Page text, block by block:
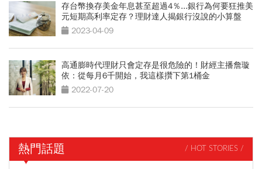
存台幣換存美金年息甚至超過4％...銀行為何要狂推美
元短期高利率定存？理財達人揭銀行沒說的小算盤
2023-04-09
高通膨時代理財只會定存是很危險的！財經主播詹璇
依：從每月6千開始，我這樣攢下第1桶金
2022-07-20
熱門話題 / HOT STORIES /